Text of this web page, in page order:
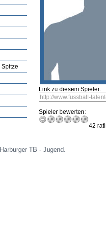
Link zu diesem Spieler:
Spieler bewerten:
42
TB - Jugend.